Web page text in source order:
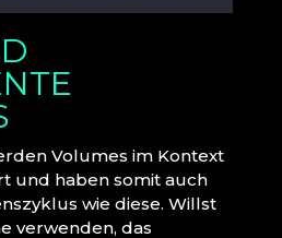
Volumes im Kontext
und haben somit auch
wie diese. Willst
verwenden, das